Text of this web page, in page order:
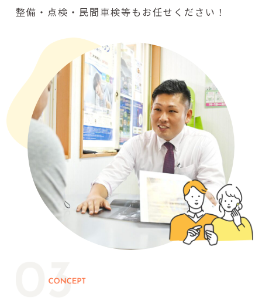
整備・点検・民間車検等もお任せください！